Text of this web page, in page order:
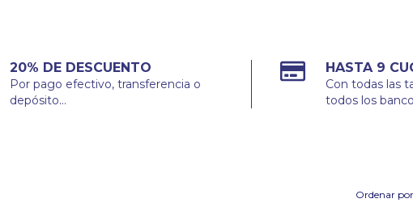
20% DE DESCUENTO
Por pago efectivo, transferencia o
depósito...
HASTA 9
Con todas las
todos los
Ordenar por